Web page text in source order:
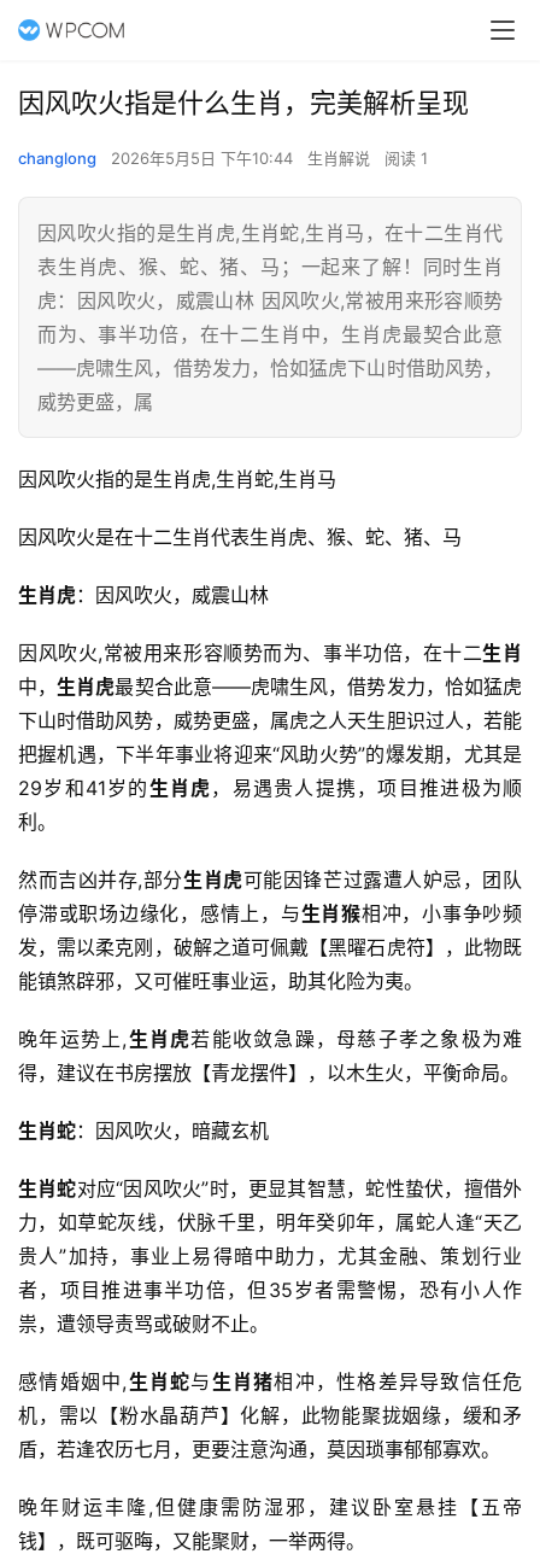
因风吹火指是什么生肖，完美解析呈现
changlong 2026年5月5日 下午10:44 生肖解说 阅读 1
因风吹火指的是生肖虎,生肖蛇,生肖马，在十二生肖代
表生肖虎、猴、蛇、猪、马；一起来了解！同时生肖
虎：因风吹火，威震山林 因风吹火,常被用来形容顺势
而为、事半功倍，在十二生肖中，生肖虎最契合此意
——虎啸生风，借势发力，恰如猛虎下山时借助风势，
威势更盛，属
因风吹火指的是生肖虎,生肖蛇,生肖马
因风吹火是在十二生肖代表生肖虎、猴、蛇、猪、马
生肖虎：因风吹火，威震山林
因风吹火,常被用来形容顺势而为、事半功倍，在十二生肖
中，生肖虎最契合此意——虎啸生风，借势发力，恰如猛虎
下山时借助风势，威势更盛，属虎之人天生胆识过人，若能
把握机遇，下半年事业将迎来“风助火势”的爆发期，尤其是
29岁和41岁的生肖虎，易遇贵人提携，项目推进极为顺
利。
然而吉凶并存,部分生肖虎可能因锋芒过露遭人妒忌，团队
停滞或职场边缘化，感情上，与生肖猴相冲，小事争吵频
发，需以柔克刚，破解之道可佩戴【黑曜石虎符】，此物既
能镇煞辟邪，又可催旺事业运，助其化险为夷。
晚年运势上,生肖虎若能收敛急躁，母慈子孝之象极为难
得，建议在书房摆放【青龙摆件】，以木生火，平衡命局。
生肖蛇：因风吹火，暗藏玄机
生肖蛇对应“因风吹火”时，更显其智慧，蛇性蛰伏，擅借外
力，如草蛇灰线，伏脉千里，明年癸卯年，属蛇人逢“天乙
贵人”加持，事业上易得暗中助力，尤其金融、策划行业
者，项目推进事半功倍，但35岁者需警惕，恐有小人作
祟，遭领导责骂或破财不止。
感情婚姻中,生肖蛇与生肖猪相冲，性格差异导致信任危
机，需以【粉水晶葫芦】化解，此物能聚拢姻缘，缓和矛
盾，若逢农历七月，更要注意沟通，莫因琐事郁郁寡欢。
晚年财运丰隆,但健康需防湿邪，建议卧室悬挂【五帝
钱】，既可驱晦，又能聚财，一举两得。